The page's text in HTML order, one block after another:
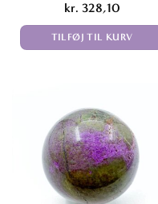
kr. 328,10
TILFØJ TIL KURV